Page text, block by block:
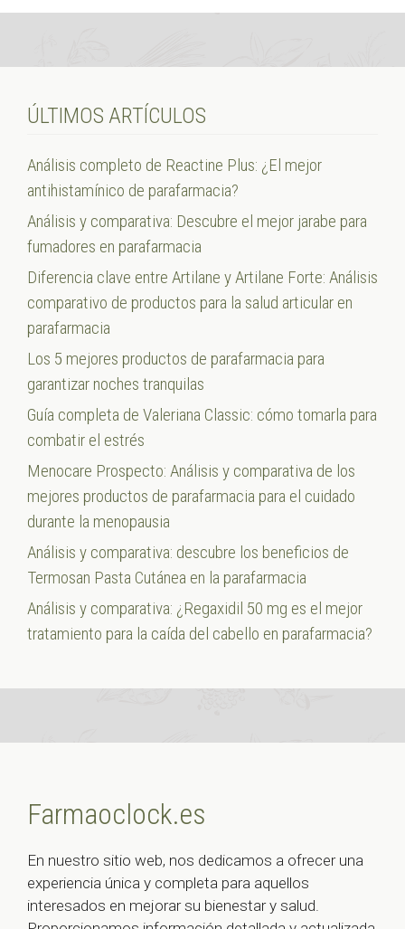
ÚLTIMOS ARTÍCULOS
Análisis completo de Reactine Plus: ¿El mejor
antihistamínico de parafarmacia?
Análisis y comparativa: Descubre el mejor jarabe para
fumadores en parafarmacia
Diferencia clave entre Artilane y Artilane Forte: Análisis
comparativo de productos para la salud articular en
parafarmacia
Los 5 mejores productos de parafarmacia para
garantizar noches tranquilas
Guía completa de Valeriana Classic: cómo tomarla para
combatir el estrés
Menocare Prospecto: Análisis y comparativa de los
mejores productos de parafarmacia para el cuidado
durante la menopausia
Análisis y comparativa: descubre los beneficios de
Termosan Pasta Cutánea en la parafarmacia
Análisis y comparativa: ¿Regaxidil 50 mg es el mejor
tratamiento para la caída del cabello en parafarmacia?
Farmaoclock.es
En nuestro sitio web, nos dedicamos a ofrecer una
experiencia única y completa para aquellos
interesados en mejorar su bienestar y salud.